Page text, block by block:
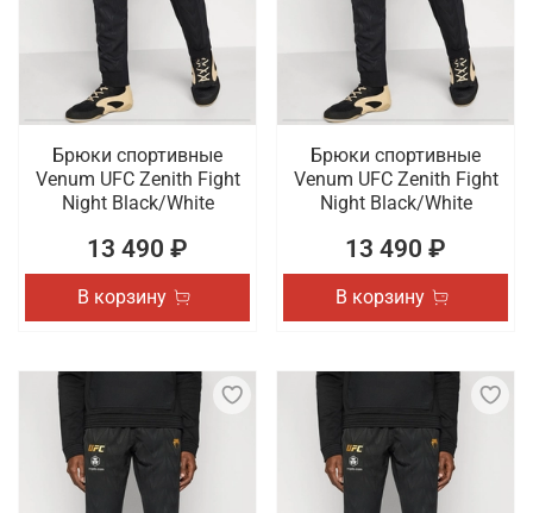
Брюки спортивные
Venum UFC Zenith Fight
Night Black/White
13 490 ₽
В корзину
Брюки спортивные
Venum UFC Zenith Fight
Night Black/White
13 490 ₽
В корзину